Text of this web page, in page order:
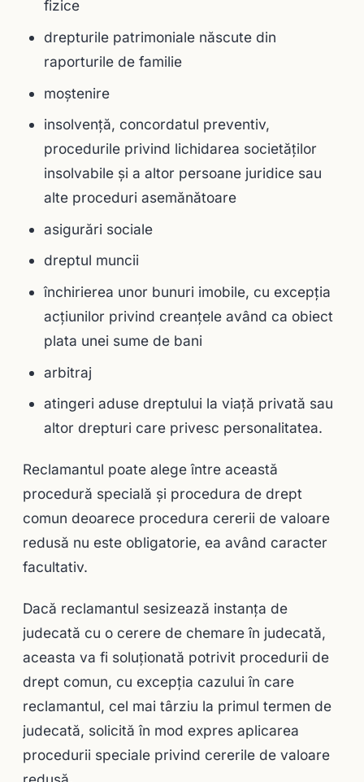
fizice
drepturile patrimoniale născute din
raporturile de familie
moştenire
insolvenţă, concordatul preventiv,
procedurile privind lichidarea societăţilor
insolvabile şi a altor persoane juridice sau
alte proceduri asemănătoare
asigurări sociale
dreptul muncii
închirierea unor bunuri imobile, cu excepţia
acţiunilor privind creanţele având ca obiect
plata unei sume de bani
arbitraj
atingeri aduse dreptului la viaţă privată sau
altor drepturi care privesc personalitatea.
Reclamantul poate alege între această
procedură specială şi procedura de drept
comun deoarece procedura cererii de valoare
redusă nu este obligatorie, ea având caracter
facultativ.
Dacă reclamantul sesizează instanţa de
judecată cu o cerere de chemare în judecată,
aceasta va fi soluţionată potrivit procedurii de
drept comun, cu excepţia cazului în care
reclamantul, cel mai târziu la primul termen de
judecată, solicită în mod expres aplicarea
procedurii speciale privind cererile de valoare